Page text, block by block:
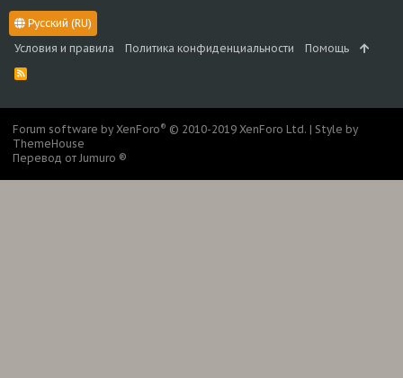
Русский (RU)
Условия и правила
Политика конфиденциальности Помощь
R
Forum software by XenForo® © 2010-2019 XenForo Ltd. | Style by
ThemeHouse
Перевод от Jumuro ®